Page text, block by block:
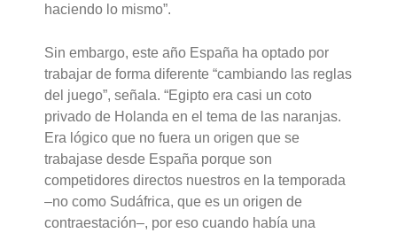
haciendo lo mismo”.
Sin embargo, este año España ha optado por
trabajar de forma diferente “cambiando las reglas
del juego”, señala. “Egipto era casi un coto
privado de Holanda en el tema de las naranjas.
Era lógico que no fuera un origen que se
trabajase desde España porque son
competidores directos nuestros en la temporada
–no como Sudáfrica, que es un origen de
contraestación–, por eso cuando había una